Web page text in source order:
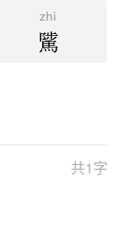
zhì
騭
共1字